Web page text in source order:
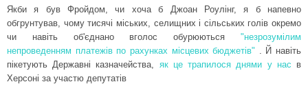
Якби я був Фройдом, чи хоча б Джоан Роулінг, я б напевно
обгрунтував, чому тисячі міських, селищних і сільських голів окремо
чи навіть об'єднано вголос обурюються "незрозумілим
непроведенням платежів по рахунках місцевих бюджетів" . Й навіть
пікетують Державні казначейства, як це трапилося днями у нас в
Херсоні за участю депутатів